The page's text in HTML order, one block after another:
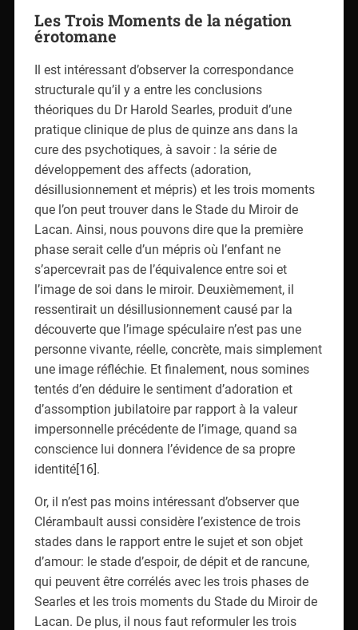
Les Trois Moments de la négation
érotomane
Il est intéressant d’observer la correspondance
structurale qu’il y a entre les conclusions
théoriques du Dr Harold Searles, produit d’une
pratique clinique de plus de quinze ans dans la
cure des psychotiques, à savoir : la série de
développement des affects (adoration,
désillusionnement et mépris) et les trois moments
que l’on peut trouver dans le Stade du Miroir de
Lacan. Ainsi, nous pouvons dire que la première
phase serait celle d’un mépris où l’enfant ne
s’apercevrait pas de l’équivalence entre soi et
l’image de soi dans le miroir. Deuxièmement, il
ressentirait un désillusionnement causé par la
découverte que l’image spéculaire n’est pas une
personne vivante, réelle, concrète, mais simplement
une image réfléchie. Et finalement, nous somines
tentés d’en déduire le sentiment d’adoration et
d’assomption jubilatoire par rapport à la valeur
impersonnelle précédente de l’image, quand sa
conscience lui donnera l’évidence de sa propre
identité[16].
Or, il n’est pas moins intéressant d’observer que
Clérambault aussi considère l’existence de trois
stades dans le rapport entre le sujet et son objet
d’amour: le stade d’espoir, de dépit et de rancune,
qui peuvent être corrélés avec les trois phases de
Searles et les trois moments du Stade du Miroir de
Lacan. De plus, il nous faut reformuler les trois